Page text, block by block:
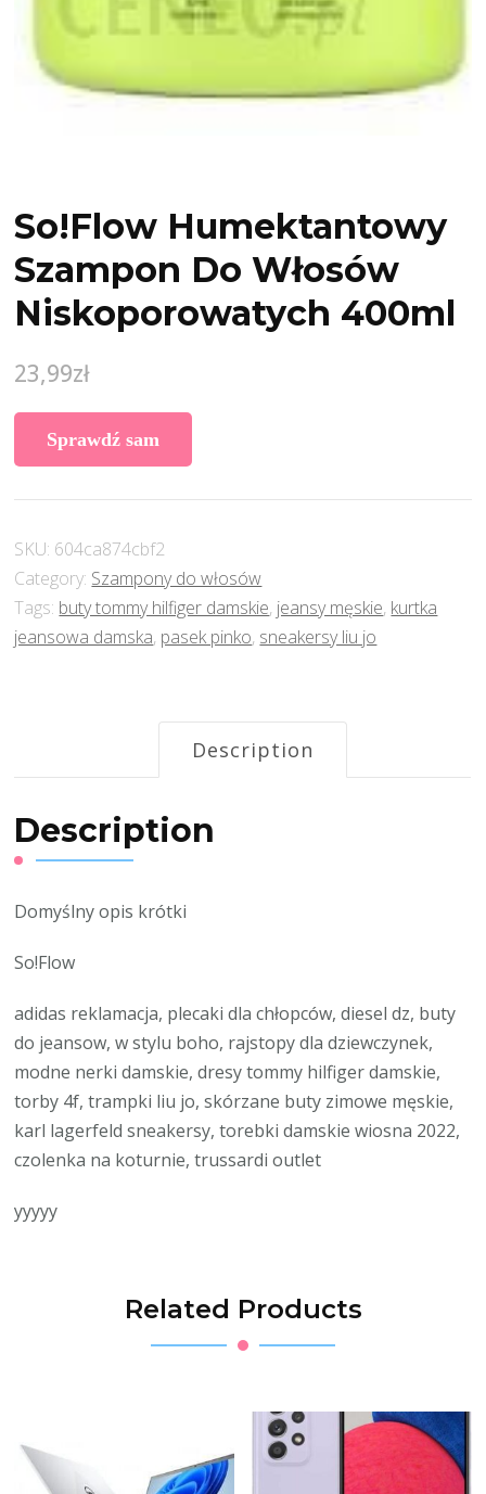
So!Flow Humektantowy
Szampon Do Włosów
Niskoporowatych 400ml
23,99zł
Sprawdź sam
SKU: 604ca874cbf2
Category: Szampony do włosów
Tags: buty tommy hilfiger damskie, jeansy męskie, kurtka
jeansowa damska, pasek pinko, sneakersy liu jo
Description
Description
Domyślny opis krótki
So!Flow
adidas reklamacja, plecaki dla chłopców, diesel dz, buty
do jeansow, w stylu boho, rajstopy dla dziewczynek,
modne nerki damskie, dresy tommy hilfiger damskie,
torby 4f, trampki liu jo, skórzane buty zimowe męskie,
karl lagerfeld sneakersy, torebki damskie wiosna 2022,
czolenka na koturnie, trussardi outlet
yyyyy
Related Products